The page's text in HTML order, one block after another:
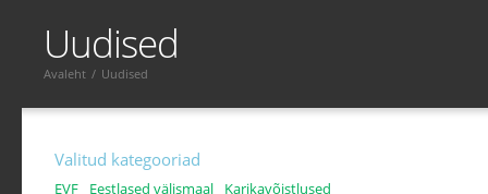
Valitud kategooriad
EVF Eestlased välismaal Karikavõistlused
Uudised
Avaleht / Uudised